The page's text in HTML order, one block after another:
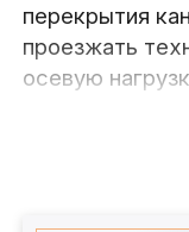
перекрытия
проезжать
осевую
шторок, щит
погрузчиком